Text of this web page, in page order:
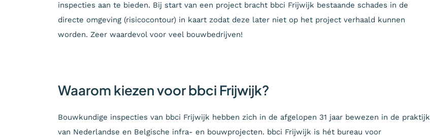
inspecties aan te bieden. Bij start van een project bracht bbci Frijwijk bestaande schades in de
directe omgeving (risicocontour) in kaart zodat deze later niet op het project verhaald kunnen
worden. Zeer waardevol voor veel bouwbedrijven!
Waarom kiezen voor bbci Frijwijk?
Bouwkundige inspecties van bbci Frijwijk hebben zich in de afgelopen 31 jaar bewezen in de praktijk
van Nederlandse en Belgische infra- en bouwprojecten. bbci Frijwijk is hét bureau voor